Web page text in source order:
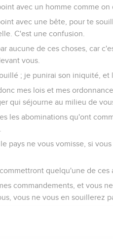
avec un homme comme
avec une bête, pour te
C'est une confusion.
aucune de ces choses, car
vous.
; je punirai son iniquité, et
mes lois et mes
qui séjourne au milieu de
les abominations qu'ont
pays ne vous vomisse, si
quelqu'une de
commandements, et vous
vous ne vous en souillerez